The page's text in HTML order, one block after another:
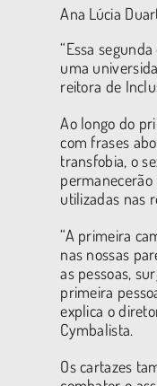
Ana Lúcia
“Essa
uma
reitora de
Ao longo do
com frases
transfobia, o
utilizadas nas
“A primeira
nas nossas
as pessoas,
primeira
explica o
Cymbalista.
Os cartazes